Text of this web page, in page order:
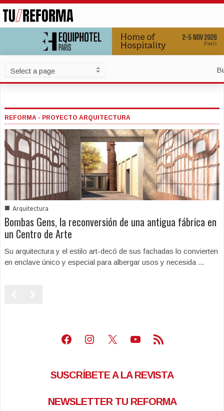
REFORMA - PROYECTO ARQUITECTURA
■ Arquitectura
Bombas Gens, la reconversión de una antigua fábrica en
un Centro de Arte
Su arquitectura y el estilo art-decó de sus fachadas lo convierten
en enclave único y especial para albergar usos y necesida ...
Facebook
Instagram
X Youtube
Feed RSS
SUSCRÍBETE A LA REVISTA
NEWSLETTER TU REFORMA